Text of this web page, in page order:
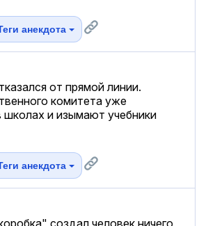
анекдота
от прямой линии.
комитета уже
школах и изымают учебники
анекдота
создал человек ничего